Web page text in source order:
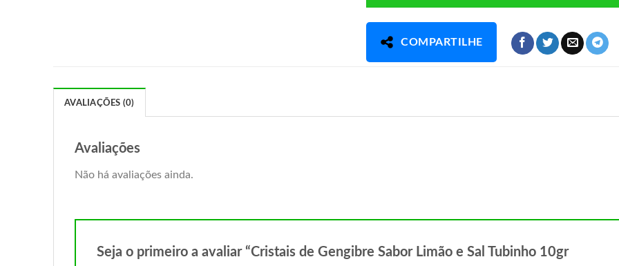
COMPARTILHE
AVALIAÇÕES (0)
Avaliações
Não há avaliações ainda.
Seja o primeiro a avaliar “Cristais de Gengibre Sabor Limão e Sal Tubinho 10gr